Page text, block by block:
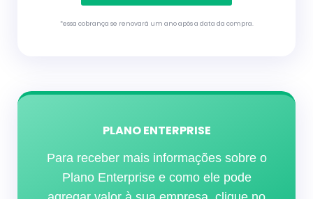
*essa cobrança se renovará um ano após a data da compra.
PLANO ENTERPRISE
Para receber mais informações sobre o
Plano Enterprise e como ele pode